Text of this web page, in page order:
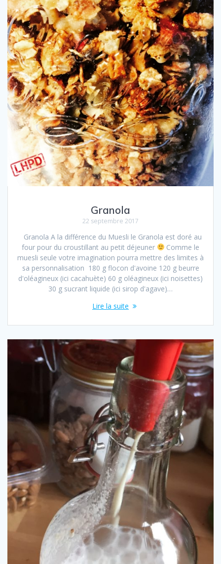
Granola
22 septembre 2017
Granola A la différence du Muesli le Granola est doré au
four pour du croustillant au petit déjeuner
Comme le
muesli seule votre imagination pourra mettre des limites à
sa personnalisation 180 g flocon d'avoine 120 g beurre
d'oléagineux (ici cacahuète) 60 g oléagineux (ici noisettes)
30 g sucrant liquide (ici sirop d'agave)…
Lire la suite